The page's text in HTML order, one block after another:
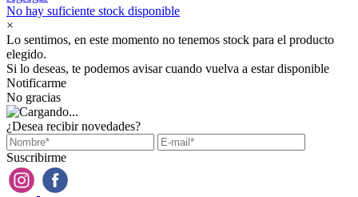
No hay suficiente stock disponible
×
Lo sentimos, en este momento no tenemos stock para el producto
elegido.
Si lo deseas, te podemos avisar cuando vuelva a estar disponible
Notificarme
No gracias
¿Desea recibir novedades?
Suscribirme